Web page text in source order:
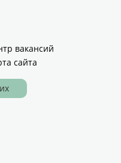
вакансий
сайта